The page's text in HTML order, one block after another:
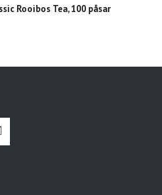
Rooibos Tea, 100 påsar